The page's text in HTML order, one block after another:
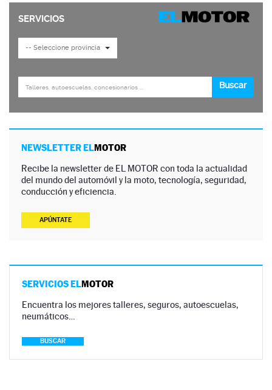
NEWSLETTER ELMOTOR
Recibe la newsletter de EL MOTOR con toda la actualidad
del mundo del automóvil y la moto, tecnología, seguridad,
conducción y eficiencia.
APÚNTATE
SERVICIOS ELMOTOR
Encuentra los mejores talleres, seguros, autoescuelas,
neumáticos…
BUSCAR